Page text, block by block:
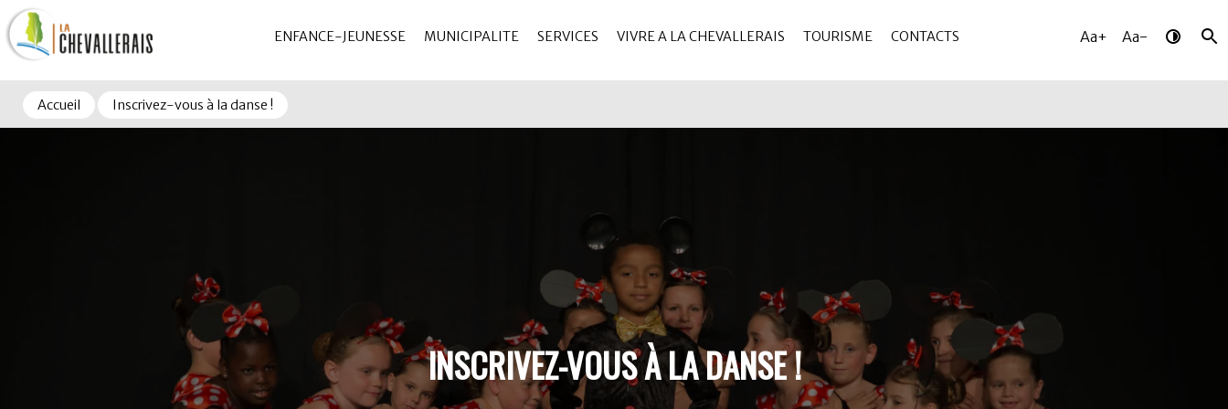
ENFANCE-JEUNESSE MUNICIPALITE SERVICES VIVRE A LA CHEVALLERAIS TOURISME CONTACTS Aa+ Aa-
Accueil Inscrivez-vous à la danse !
INSCRIVEZ-VOUS À LA DANSE !